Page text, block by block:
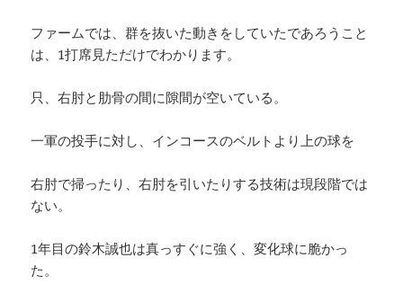
ファームでは、群を抜いた動きをしていたであろうこと
は、1打席見ただけでわかります。
只、右肘と肋骨の間に隙間が空いている。
一軍の投手に対し、インコースのベルトより上の球を
右肘で掃ったり、右肘を引いたりする技術は現段階では
ない。
1年目の鈴木誠也は真っすぐに強く、変化球に脆かっ
た。